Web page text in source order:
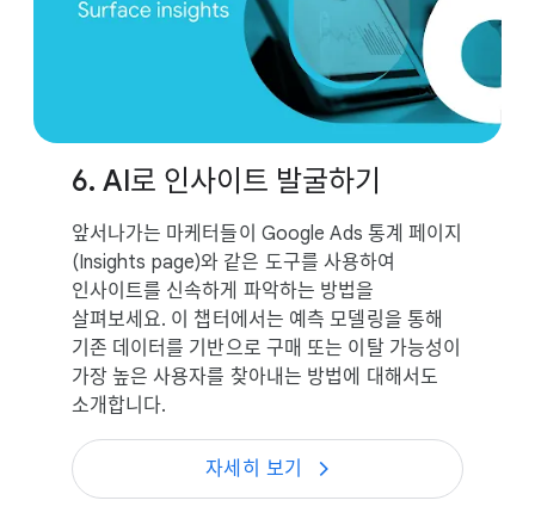
6. AI로 인사이트 발굴하기
앞서나가는 마케터들이 Google Ads 통계 페이지
(Insights page)와 같은 도구를 사용하여
인사이트를 신속하게 파악하는 방법을
살펴보세요. 이 챕터에서는 예측 모델링을 통해
기존 데이터를 기반으로 구매 또는 이탈 가능성이
가장 높은 사용자를 찾아내는 방법에 대해서도
소개합니다.
자세히 보기